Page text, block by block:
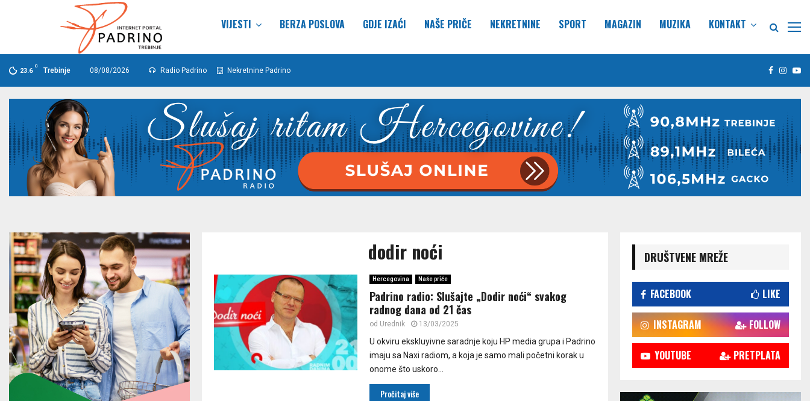
VIJESTI BERZA POSLOVA GDJE IZAĆI NAŠE PRIČE NEKRETNINE SPORT MAGAZIN MUZIKA KONTAKT
23.6
C
Trebinje 08/08/2026 Radio Padrino Nekretnine Padrino Facebook
dodir noći
Hercegovina Naše priče
Padrino radio: Slušajte „Dodir noći“ svakog
radnog dana od 21 čas
od Urednik 13/03/2025
U okviru ekskluyivne saradnje koju HP media grupa i Padrino
imaju sa Naxi radiom, a koja je samo mali početni korak u
onome što uskoro...
Pročitaj više
DRUŠTVENE MREŽE
FACEBOOK LIKE
INSTAGRAM FOLLOW
YOUTUBE PRETPLATA